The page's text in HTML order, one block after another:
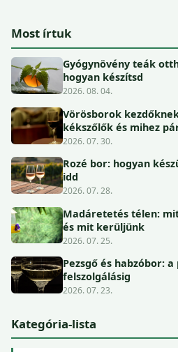
Most írtuk
Gyógynövény teák
hogyan készítsd
2026. 08. 04.
Vörösborok
kékszőlők és mihez
2026. 07. 30.
Rozé bor: hogyan
idd
2026. 07. 28.
Madáretetés télen:
és mit kerüljünk
2026. 07. 25.
Pezsgő és habzóbor:
felszolgálásig
2026. 07. 23.
Kategória-lista